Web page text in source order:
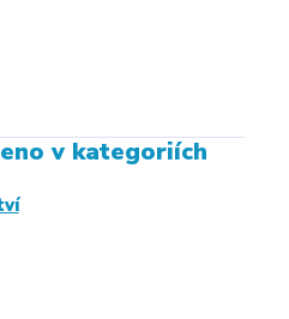
v kategoriích